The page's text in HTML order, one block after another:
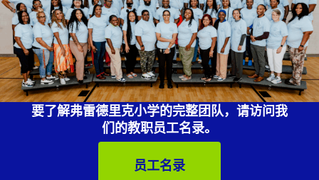
要了解弗雷德里克小学的完整团队，请访问我
们的教职员工名录。
员工名录